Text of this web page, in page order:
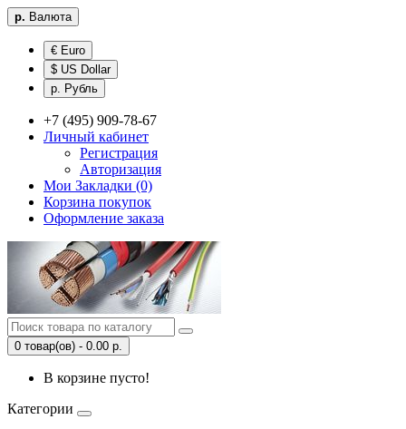
р. Валюта
€ Euro
$ US Dollar
р. Рубль
+7 (495) 909-78-67
Личный кабинет
Регистрация
Авторизация
Мои Закладки (0)
Корзина покупок
Оформление заказа
0 товар(ов) - 0.00 р.
В корзине пусто!
Категории